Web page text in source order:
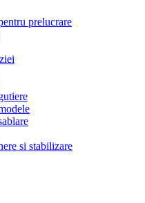
prelucrare
si stabilizare